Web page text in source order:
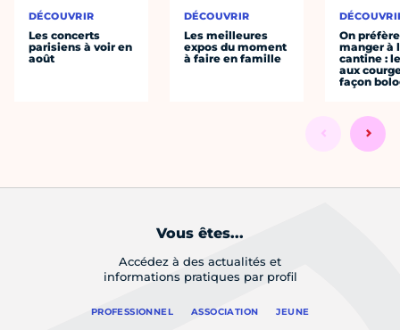
DÉCOUVRIR
Les concerts
parisiens à voir en
août
DÉCOUVRIR
Les meilleures
expos du moment
à faire en famille
On préfère
manger à
cantine :
aux
façon
Vous êtes...
Accédez à des actualités et
informations pratiques par profil
PROFESSIONNEL ASSOCIATION JEUNE